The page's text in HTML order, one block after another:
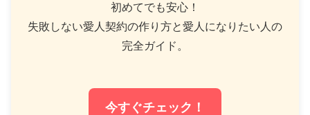
初めてでも安心！
失敗しない愛人契約の作り方と愛人になりたい人の
完全ガイド。
今すぐチェック！